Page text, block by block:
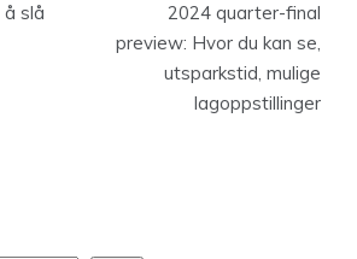
slå
2024 quarter-final
preview: Hvor du kan se,
utsparkstid, mulige
lagoppstillinger